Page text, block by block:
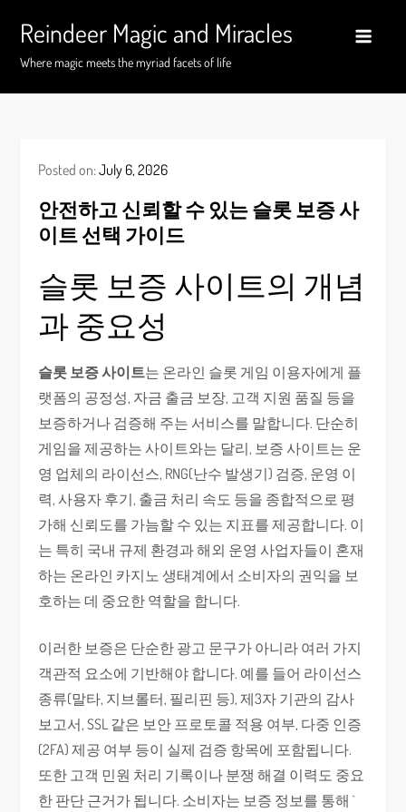
content
Reindeer Magic and Miracles
Where magic meets the myriad facets of life
Posted on:July 6, 2026
안전하고 신뢰할 수 있는 슬롯 보증 사
이트 선택 가이드
슬롯 보증 사이트의 개념
과 중요성
슬롯 보증 사이트는 온라인 슬롯 게임 이용자에게 플
랫폼의 공정성, 자금 출금 보장, 고객 지원 품질 등을
보증하거나 검증해 주는 서비스를 말합니다. 단순히
게임을 제공하는 사이트와는 달리, 보증 사이트는 운
영 업체의 라이선스, RNG(난수 발생기) 검증, 운영 이
력, 사용자 후기, 출금 처리 속도 등을 종합적으로 평
가해 신뢰도를 가늠할 수 있는 지표를 제공합니다. 이
는 특히 국내 규제 환경과 해외 운영 사업자들이 혼재
하는 온라인 카지노 생태계에서 소비자의 권익을 보
호하는 데 중요한 역할을 합니다.
이러한 보증은 단순한 광고 문구가 아니라 여러 가지
객관적 요소에 기반해야 합니다. 예를 들어 라이선스
종류(말타, 지브롤터, 필리핀 등), 제3자 기관의 감사
보고서, SSL 같은 보안 프로토콜 적용 여부, 다중 인증
(2FA) 제공 여부 등이 실제 검증 항목에 포함됩니다.
또한 고객 민원 처리 기록이나 분쟁 해결 이력도 중요
한 판단 근거가 됩니다. 소비자는 보증 정보를 통해 `